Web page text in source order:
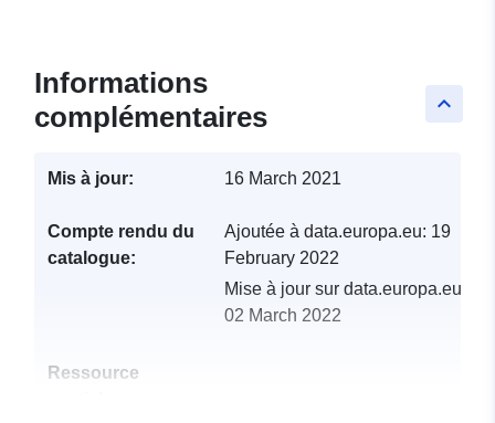
keyboard_arrow_up
Informations
complémentaires
Mis à jour: 16 March 2021
Compte rendu du
catalogue:
Ajoutée à data.europa.eu: 19
February 2022
Mise à jour sur data.europa.eu:
02 March 2022
Ressource